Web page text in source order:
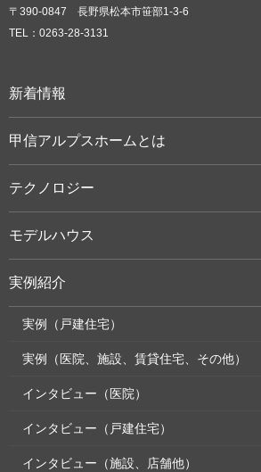
〒390-0847 長野県松本市笹部1-3-6
TEL：0263-28-3131
新着情報
甲信アルプスホームとは
テクノロジー
モデルハウス
実例紹介
実例（戸建住宅）
実例（医院、施設、賃貸住宅、その他）
インタビュー（医院）
インタビュー（戸建住宅）
インタビュー（施設、店舗他）